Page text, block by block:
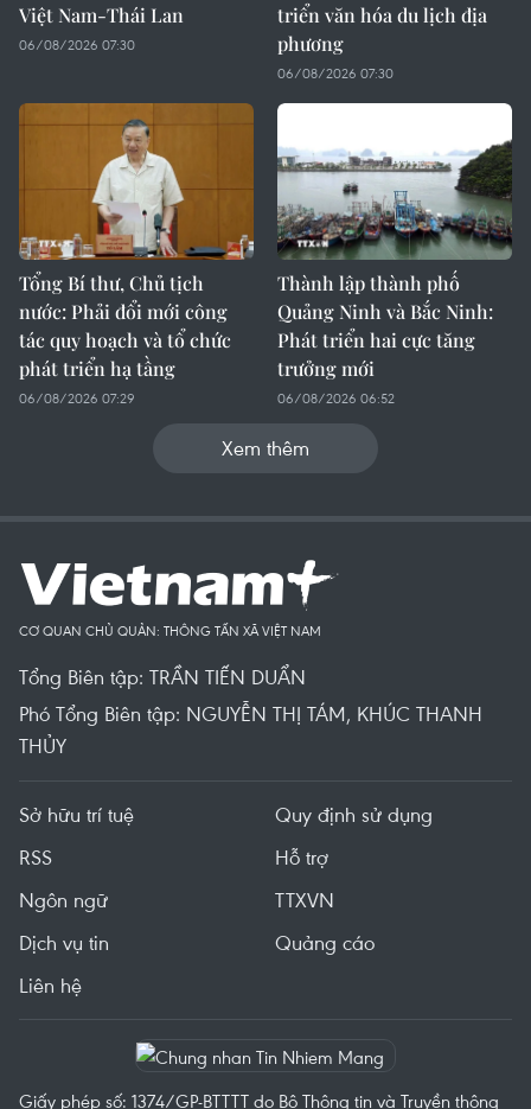
Việt Nam-Thái Lan
06/08/2026 07:30
triển văn hóa du lịch địa
phương
06/08/2026 07:30
Tổng Bí thư, Chủ tịch
nước: Phải đổi mới công
tác quy hoạch và tổ chức
phát triển hạ tầng
06/08/2026 07:29
Thành lập thành phố
Quảng Ninh và Bắc Ninh:
Phát triển hai cực tăng
trưởng mới
06/08/2026 06:52
Xem thêm
CƠ QUAN CHỦ QUẢN: THÔNG TẤN XÃ VIỆT NAM
Tổng Biên tập: TRẦN TIẾN DUẨN
Phó Tổng Biên tập: NGUYỄN THỊ TÁM, KHÚC THANH
THỦY
Sở hữu trí tuệ
Quy định sử dụng
RSS
Hỗ trợ
Ngôn ngữ
TTXVN
Dịch vụ tin
Quảng cáo
Liên hệ
Giấy phép số: 1374/GP-BTTTT do Bộ Thông tin và Truyền thông